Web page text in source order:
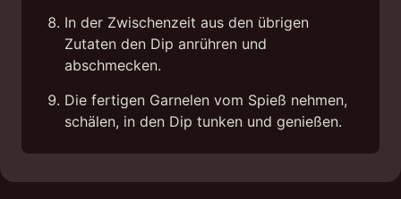
In der Zwischenzeit aus den übrigen
Zutaten den Dip anrühren und
abschmecken.
Die fertigen Garnelen vom Spieß nehmen,
schälen, in den Dip tunken und genießen.